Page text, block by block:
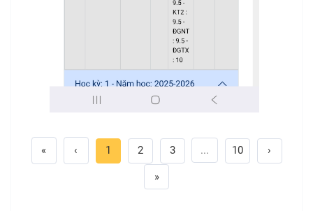
« ‹ 1 2 3 ... 10 ›
»